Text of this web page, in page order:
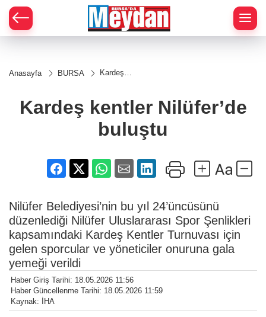
Anasayfa BURSA
Kardeş
Kardeş kentler Nilüfer’de
buluştu
Nilüfer Belediyesi’nin bu yıl 24’üncüsünü
düzenlediği Nilüfer Uluslararası Spor Şenlikleri
kapsamındaki Kardeş Kentler Turnuvası için
gelen sporcular ve yöneticiler onuruna gala
yemeği verildi
Haber Giriş Tarihi: 18.05.2026 11:56
Haber Güncellenme Tarihi: 18.05.2026 11:59
Kaynak: İHA